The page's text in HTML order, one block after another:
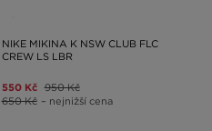
NIKE MIKINA K NSW CLUB FLC
CREW LS LBR
550 Kč 950 Kč
650 Kč – nejnižší cena